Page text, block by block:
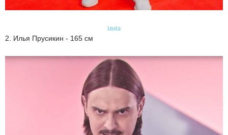
insta
2. Илья Прусикин - 165 см